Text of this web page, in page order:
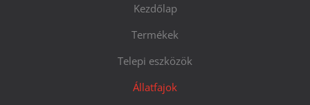
Kezdőlap
Termékek
Telepi eszközök
Állatfajok